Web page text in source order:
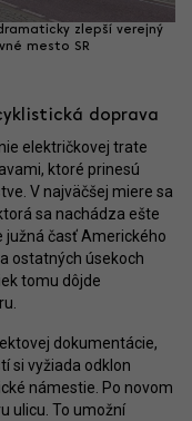
zlepší verejný
mesto SR
doprava
električkovej trate
ktoré prinesú
V najväčšej miere sa
sa nachádza ešte
južná časť Amerického
ostatných úsekoch
tomu dôjde
dokumentácie,
si vyžiada odklon
námestie. Po novom
ulicu. To umožní